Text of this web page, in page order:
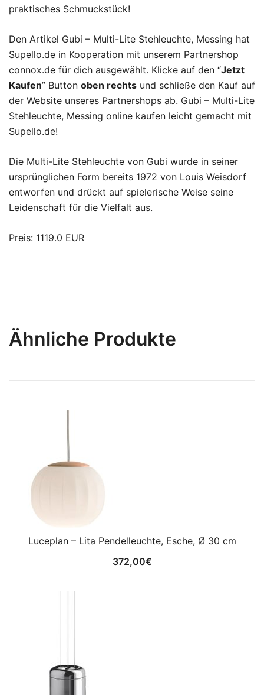
praktisches Schmuckstück!
Den Artikel Gubi – Multi-Lite Stehleuchte, Messing hat
Supello.de in Kooperation mit unserem Partnershop
connox.de für dich ausgewählt. Klicke auf den “Jetzt
Kaufen” Button oben rechts und schließe den Kauf auf
der Website unseres Partnershops ab. Gubi – Multi-Lite
Stehleuchte, Messing online kaufen leicht gemacht mit
Supello.de!
Die Multi-Lite Stehleuchte von Gubi wurde in seiner
ursprünglichen Form bereits 1972 von Louis Weisdorf
entworfen und drückt auf spielerische Weise seine
Leidenschaft für die Vielfalt aus.
Preis: 1119.0 EUR
Ähnliche Produkte
Luceplan – Lita Pendelleuchte, Esche, Ø 30 cm
372,00€